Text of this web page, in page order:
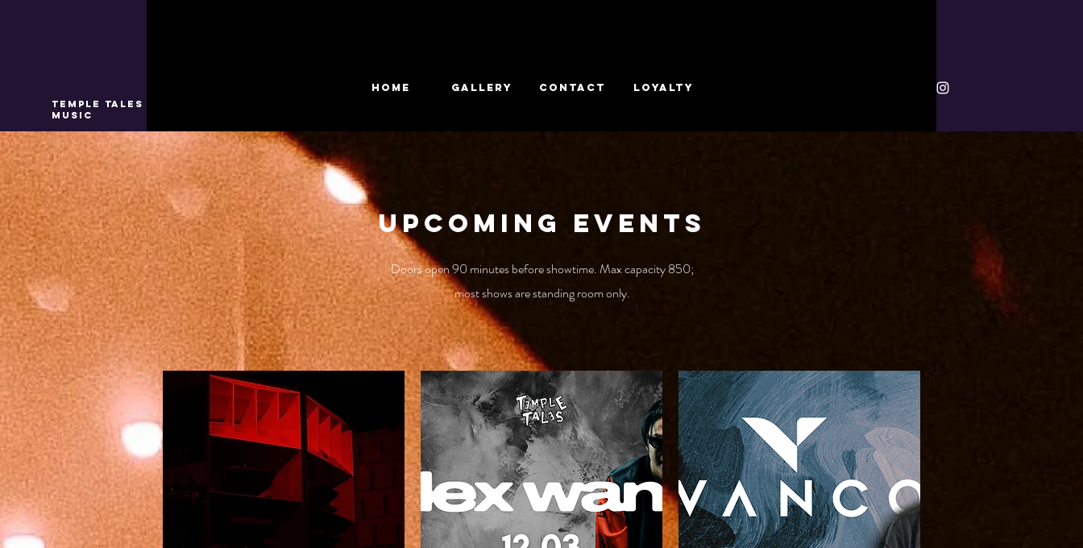
TEMPLE TALES
MUSIC
HOME GALLERY CONTACT Loyalty
Upcoming Events
Doors open 90 minutes before showtime. Max capacity 850;
most shows are standing room only.